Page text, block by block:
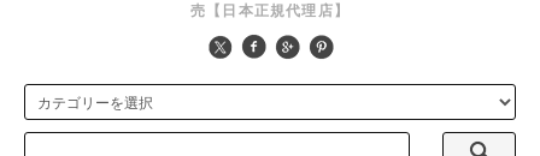
売【日本正規代理店】